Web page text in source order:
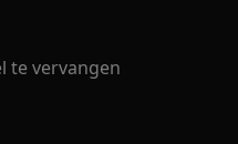
te vervangen